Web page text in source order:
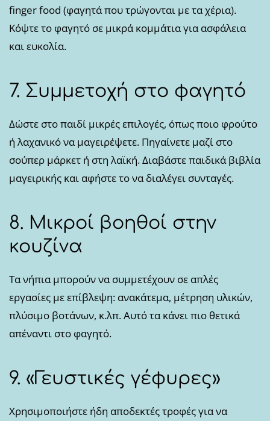
finger food (φαγητά που τρώγονται με τα χέρια).
Κόψτε το φαγητό σε μικρά κομμάτια για ασφάλεια
και ευκολία.
7. Συμμετοχή στο φαγητό
Δώστε στο παιδί μικρές επιλογές, όπως ποιο φρούτο
ή λαχανικό να μαγειρέψετε. Πηγαίνετε μαζί στο
σούπερ μάρκετ ή στη λαϊκή. Διαβάστε παιδικά βιβλία
μαγειρικής και αφήστε το να διαλέγει συνταγές.
8. Μικροί βοηθοί στην
κουζίνα
Τα νήπια μπορούν να συμμετέχουν σε απλές
εργασίες με επίβλεψη: ανακάτεμα, μέτρηση υλικών,
πλύσιμο βοτάνων, κ.λπ. Αυτό τα κάνει πιο θετικά
απέναντι στο φαγητό.
9. «Γευστικές γέφυρες»
Χρησιμοποιήστε ήδη αποδεκτές τροφές για να